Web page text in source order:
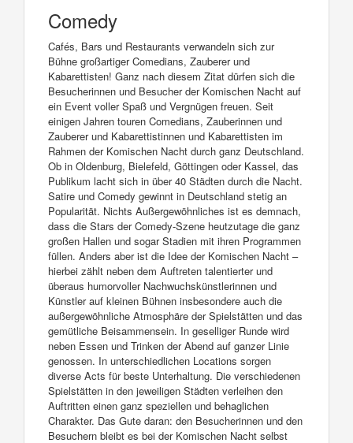
Comedy
Cafés, Bars und Restaurants verwandeln sich zur
Bühne großartiger Comedians, Zauberer und
Kabarettisten! Ganz nach diesem Zitat dürfen sich die
Besucherinnen und Besucher der Komischen Nacht auf
ein Event voller Spaß und Vergnügen freuen. Seit
einigen Jahren touren Comedians, Zauberinnen und
Zauberer und Kabarettistinnen und Kabarettisten im
Rahmen der Komischen Nacht durch ganz Deutschland.
Ob in Oldenburg, Bielefeld, Göttingen oder Kassel, das
Publikum lacht sich in über 40 Städten durch die Nacht.
Satire und Comedy gewinnt in Deutschland stetig an
Popularität. Nichts Außergewöhnliches ist es demnach,
dass die Stars der Comedy-Szene heutzutage die ganz
großen Hallen und sogar Stadien mit ihren Programmen
füllen. Anders aber ist die Idee der Komischen Nacht –
hierbei zählt neben dem Auftreten talentierter und
überaus humorvoller Nachwuchskünstlerinnen und
Künstler auf kleinen Bühnen insbesondere auch die
außergewöhnliche Atmosphäre der Spielstätten und das
gemütliche Beisammensein. In geselliger Runde wird
neben Essen und Trinken der Abend auf ganzer Linie
genossen. In unterschiedlichen Locations sorgen
diverse Acts für beste Unterhaltung. Die verschiedenen
Spielstätten in den jeweiligen Städten verleihen den
Auftritten einen ganz speziellen und behaglichen
Charakter. Das Gute daran: den Besucherinnen und den
Besuchern bleibt es bei der Komischen Nacht selbst